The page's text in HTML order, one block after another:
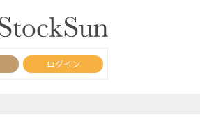
ログイン